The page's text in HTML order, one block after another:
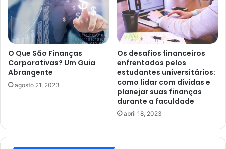
O Que São Finanças
Corporativas? Um Guia
Abrangente
agosto 21, 2023
Os desafios financeiros
enfrentados pelos
estudantes universitários:
como lidar com dívidas e
planejar suas finanças
durante a faculdade
abril 18, 2023